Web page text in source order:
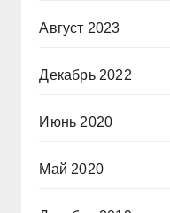
Август 2023
Декабрь 2022
Июнь 2020
Май 2020